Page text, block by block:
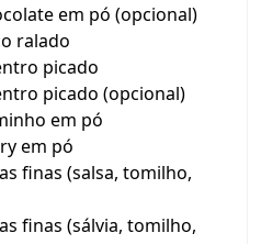
em pó (opcional)
ralado
picado
picado (opcional)
em pó
em pó
finas (salsa, tomilho,
finas (sálvia, tomilho,